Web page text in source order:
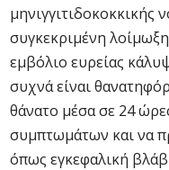
μηνιγγιτιδοκοκκικής
συγκεκριμένη
εμβόλιο ευρείας
συχνά είναι
θάνατο μέσα σε 24
συμπτωμάτων και να
όπως εγκεφαλική